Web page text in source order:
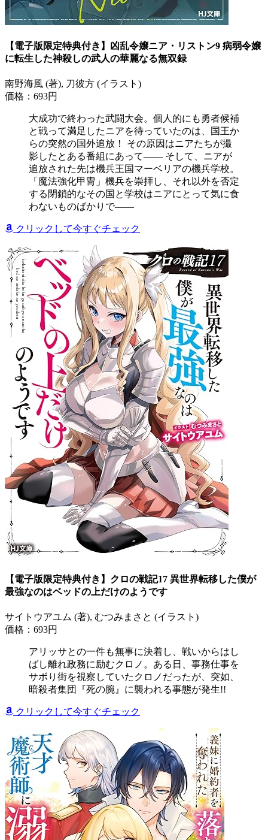
【電子版限定特典付き】凶乱令嬢ニア・リストン9 病弱令嬢
に転生した神殺しの武人の華麗なる無双録
南野海風 (著), 刀彼方 (イラスト)
価格：693円
大成功で終わった武闘大会。個人的にも勇者候補
と戦って満足したニアを待っていたのは、国王か
らの突然の国外追放！ その原因はニアたちが撮
影したとある番組にあって―― そして、ニアが
追放された先は機兵王国マーベリアの機兵学校。
「魔法強化甲冑」機兵を崇拝し、それ以外を否定
する閉鎖的なその国と学校はニアにとって気に食
わないものばかりで――
クリックして今すぐチェック
【電子版限定特典付き】クロの戦記17 異世界転移した僕が
最強なのはベッドの上だけのようです
サイトウアユム (著), むつみまさと (イラスト)
価格：693円
アリッサとの一件も無事に決着し、戦いからはし
ばし離れ政務に励むクロノ。ある日、事務仕事を
サボり街を視察していたクロノだったが、突如、
暗殺者集団『死の腕』に襲われる事態が発生!!
クリックして今すぐチェック